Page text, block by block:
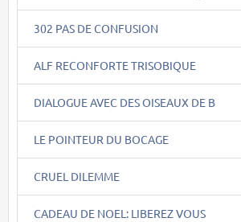
302 PAS DE CONFUSION
ALF RECONFORTE TRISOBIQUE
DIALOGUE AVEC DES OISEAUX DE B
LE POINTEUR DU BOCAGE
CRUEL DILEMME
CADEAU DE NOEL: LIBEREZ VOUS